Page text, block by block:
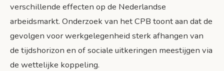
verschillende effecten op de Nederlandse
arbeidsmarkt. Onderzoek van het CPB toont aan dat de
gevolgen voor werkgelegenheid sterk afhangen van
de tijdshorizon en of sociale uitkeringen meestijgen via
de wettelijke koppeling.